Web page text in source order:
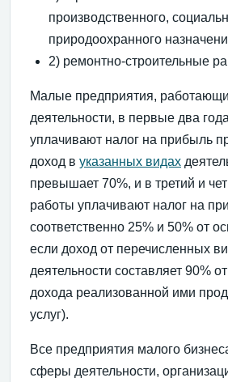
производственного,
природоохранного
2) ремонтно-строительные
Малые предприятия,
деятельности, в первые два
уплачивают налог на прибыль
доход в указанных видах
превышает 70%, и в третий и
работы уплачивают налог на
соответственно 25% и 50% от
если доход от перечисленных
деятельности составляет 90%
дохода реализованной ими
услуг).
Все предприятия малого
сферы деятельности,